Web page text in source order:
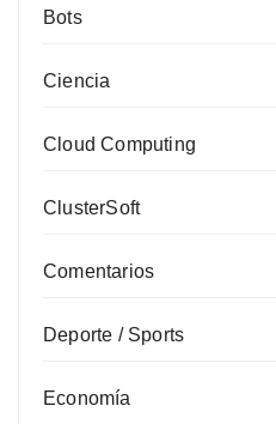
Bots
Ciencia
Cloud Computing
ClusterSoft
Comentarios
Deporte / Sports
Economía